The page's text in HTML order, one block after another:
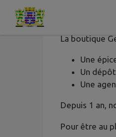
Contenu
La boutique
Une
Un
Une
Depuis 1 an,
Pour être au